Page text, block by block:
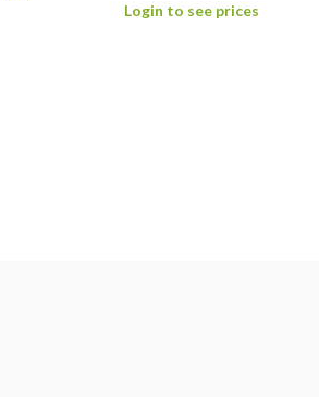
Login to see prices